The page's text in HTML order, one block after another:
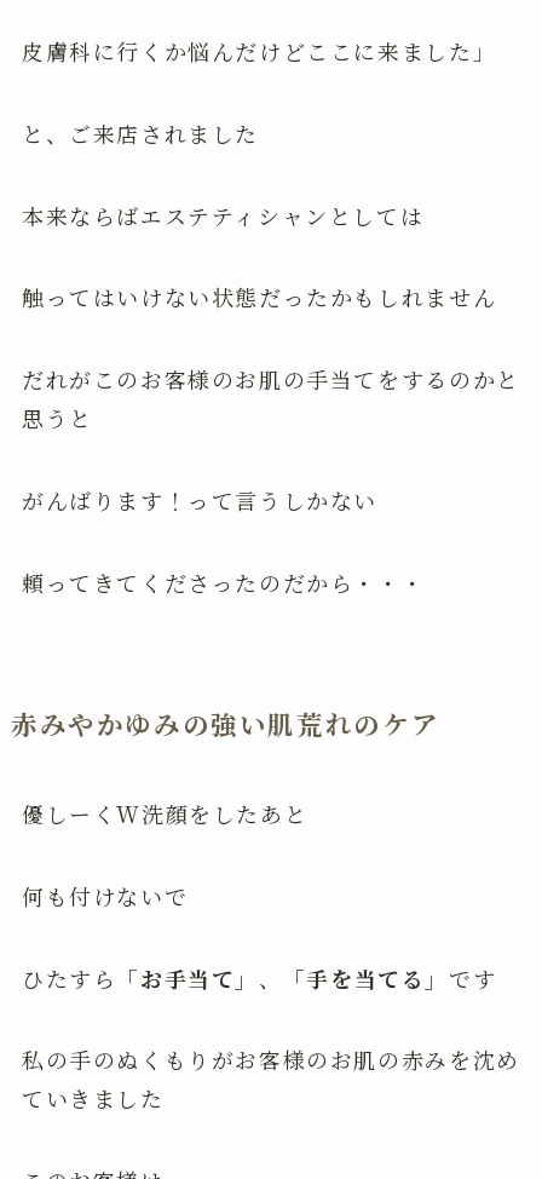
皮膚科に行くか悩んだけどここに来ました」
と、ご来店されました
本来ならばエステティシャンとしては
触ってはいけない状態だったかもしれません
だれがこのお客様のお肌の手当てをするのかと
思うと
がんばります！って言うしかない
頼ってきてくださったのだから・・・
赤みやかゆみの強い肌荒れのケア
優しーくW洗顔をしたあと
何も付けないで
ひたすら 「お手当て」 、 「手を当てる」 です
私の手のぬくもりがお客様のお肌の赤みを沈め
ていきました